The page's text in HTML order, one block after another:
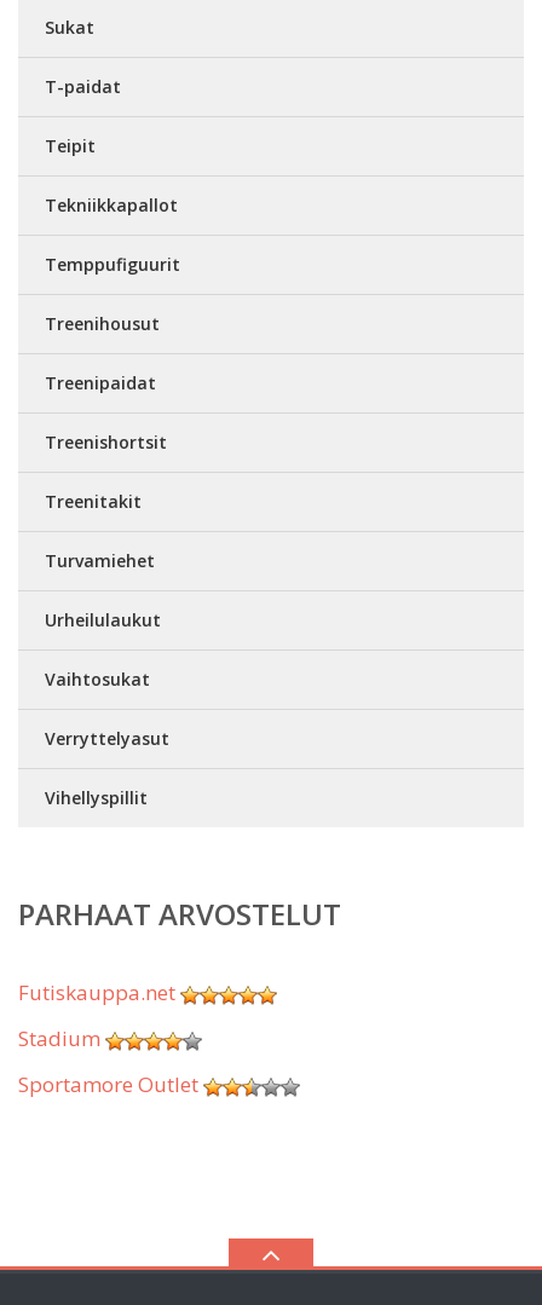
Sukat
T-paidat
Teipit
Tekniikkapallot
Temppufiguurit
Treenihousut
Treenipaidat
Treenishortsit
Treenitakit
Turvamiehet
Urheilulaukut
Vaihtosukat
Verryttelyasut
Vihellyspillit
PARHAAT ARVOSTELUT
Futiskauppa.net
Stadium
Sportamore Outlet